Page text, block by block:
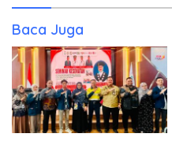
Baca Juga